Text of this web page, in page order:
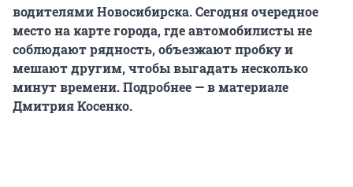
водителями Новосибирска. Сегодня очередное
место на карте города, где автомобилисты не
соблюдают рядность, объезжают пробку и
мешают другим, чтобы выгадать несколько
минут времени.Подробнее — в материале
Дмитрия Косенко.